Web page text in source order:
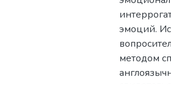
эмоций.
методом